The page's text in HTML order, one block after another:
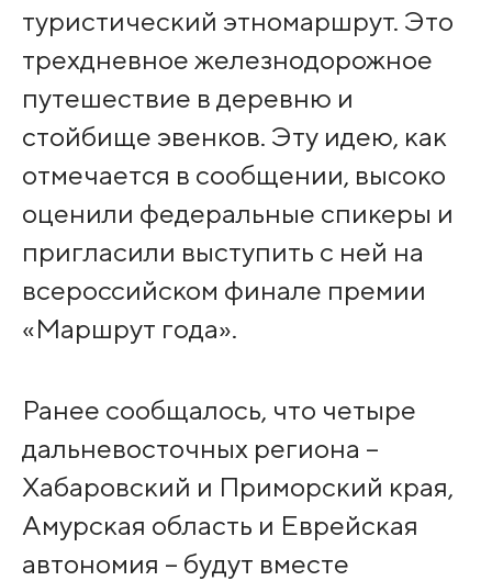
туристический этномаршрут. Это
трехдневное железнодорожное
путешествие в деревню и
стойбище эвенков. Эту идею, как
отмечается в сообщении, высоко
оценили федеральные спикеры и
пригласили выступить с ней на
всероссийском финале премии
«Маршрут года».
Ранее сообщалось, что четыре
дальневосточных региона –
Хабаровский и Приморский края,
Амурская область и Еврейская
автономия – будут вместе